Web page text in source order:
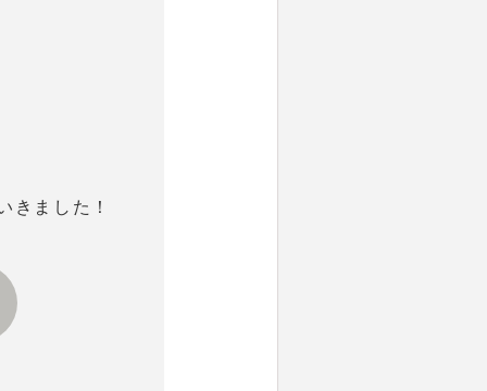
きました！